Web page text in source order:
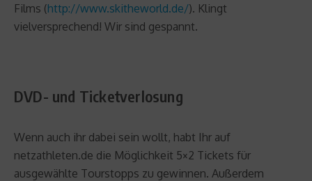
Films (http://www.skitheworld.de/). Klingt
vielversprechend! Wir sind gespannt.
DVD- und Ticketverlosung
Wenn auch ihr dabei sein wollt, habt Ihr auf
netzathleten.de die Möglichkeit 5×2 Tickets für
ausgewählte Tourstopps zu gewinnen. Außerdem